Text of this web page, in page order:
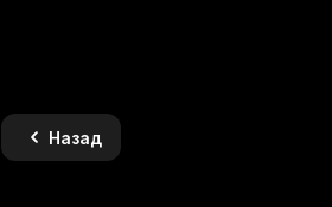
Назад